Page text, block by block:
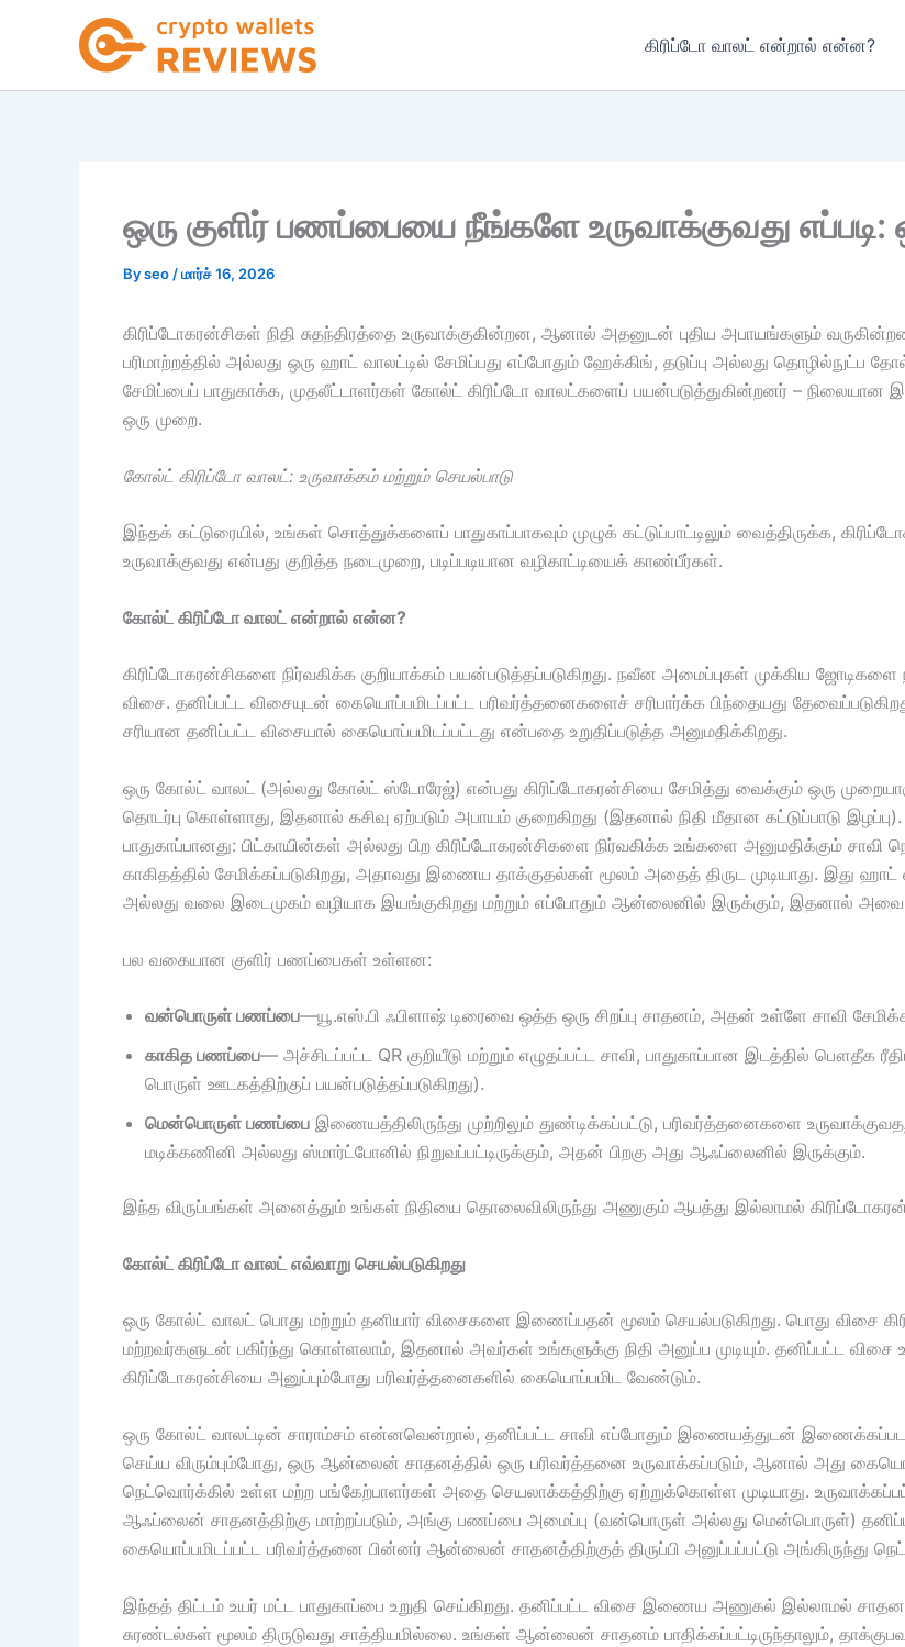
கிரிப்டோ வாலட் என்றால் என்ன?
ஒரு குளிர் பணப்பையை நீங்களே உருவாக்குவது எப்படி:
Byseo /மார்ச் 16, 2026
கிரிப்டோகரன்சிகள் நிதி சுதந்திரத்தை உருவாக்குகின்றன, ஆனால் அதனுடன் புதிய அபாயங்களும்
பரிமாற்றத்தில் அல்லது ஒரு ஹாட் வாலட்டில் சேமிப்பது எப்போதும் ஹேக்கிங், தடுப்பு அல்லது
சேமிப்பைப் பாதுகாக்க, முதலீட்டாளர்கள் கோல்ட் கிரிப்டோ வாலட்களைப் பயன்படுத்துகின்றனர் –
ஒரு முறை.
கோல்ட் கிரிப்டோ வாலட்: உருவாக்கம் மற்றும் செயல்பாடு
இந்தக் கட்டுரையில், உங்கள் சொத்துக்களைப் பாதுகாப்பாகவும் முழுக் கட்டுப்பாட்டிலும் வைத்திருக்க,
உருவாக்குவது என்பது குறித்த நடைமுறை, படிப்படியான வழிகாட்டியைக் காண்பீர்கள்.
கோல்ட் கிரிப்டோ வாலட் என்றால் என்ன?
கிரிப்டோகரன்சிகளை நிர்வகிக்க குறியாக்கம் பயன்படுத்தப்படுகிறது. நவீன அமைப்புகள் முக்கிய
விசை. தனிப்பட்ட விசையுடன் கையொப்பமிடப்பட்ட பரிவர்த்தனைகளைச் சரிபார்க்க பிந்தையது
சரியான தனிப்பட்ட விசையால் கையொப்பமிடப்பட்டது என்பதை உறுதிப்படுத்த அனுமதிக்கிறது.
ஒரு கோல்ட் வாலட் (அல்லது கோல்ட் ஸ்டோரேஜ்) என்பது கிரிப்டோகரன்சியை சேமித்து வைக்கும் ஒரு
தொடர்பு கொள்ளாது, இதனால் கசிவு ஏற்படும் அபாயம் குறைகிறது (இதனால் நிதி மீதான கட்டுப்பாடு
பாதுகாப்பானது: பிட்காயின்கள் அல்லது பிற கிரிப்டோகரன்சிகளை நிர்வகிக்க உங்களை அனுமதிக்கும்
காகிதத்தில் சேமிக்கப்படுகிறது, அதாவது இணைய தாக்குதல்கள் மூலம் அதைத் திருட முடியாது. இது ஹாட்
அல்லது வலை இடைமுகம் வழியாக இயங்குகிறது மற்றும் எப்போதும் ஆன்லைனில் இருக்கும், இதனால்
பல வகையான குளிர் பணப்பைகள் உள்ளன:
வன்பொருள் பணப்பை—யூ.எஸ்.பி ஃபிளாஷ் டிரைவை ஒத்த ஒரு சிறப்பு சாதனம், அதன் உள்ளே சாவி
காகித பணப்பை— அச்சிடப்பட்ட QR குறியீடு மற்றும் எழுதப்பட்ட சாவி, பாதுகாப்பான இடத்தில் பௌதீக
பொருள் ஊடகத்திற்குப் பயன்படுத்தப்படுகிறது).
மென்பொருள் பணப்பை இணையத்திலிருந்து முற்றிலும் துண்டிக்கப்பட்டு, பரிவர்த்தனைகளை
மடிக்கணினி அல்லது ஸ்மார்ட்போனில் நிறுவப்பட்டிருக்கும், அதன் பிறகு அது ஆஃப்லைனில் இருக்கும்.
இந்த விருப்பங்கள் அனைத்தும் உங்கள் நிதியை தொலைவிலிருந்து அணுகும் ஆபத்து இல்லாமல்
கோல்ட் கிரிப்டோ வாலட் எவ்வாறு செயல்படுகிறது
ஒரு கோல்ட் வாலட் பொது மற்றும் தனியார் விசைகளை இணைப்பதன் மூலம் செயல்படுகிறது. பொது விசை
மற்றவர்களுடன் பகிர்ந்து கொள்ளலாம், இதனால் அவர்கள் உங்களுக்கு நிதி அனுப்ப முடியும். தனிப்பட்ட விசை
கிரிப்டோகரன்சியை அனுப்பும்போது பரிவர்த்தனைகளில் கையொப்பமிட வேண்டும்.
ஒரு கோல்ட் வாலட்டின் சாராம்சம் என்னவென்றால், தனிப்பட்ட சாவி எப்போதும் இணையத்துடன்
செய்ய விரும்பும்போது, ​​ஒரு ஆன்லைன் சாதனத்தில் ஒரு பரிவர்த்தனை உருவாக்கப்படும், ஆனால் அது
நெட்வொர்க்கில் உள்ள மற்ற பங்கேற்பாளர்கள் அதை செயலாக்கத்திற்கு ஏற்றுக்கொள்ள முடியாது.
ஆஃப்லைன் சாதனத்திற்கு மாற்றப்படும், அங்கு பணப்பை அமைப்பு (வன்பொருள் அல்லது மென்பொருள்)
கையொப்பமிடப்பட்ட பரிவர்த்தனை பின்னர் ஆன்லைன் சாதனத்திற்குத் திருப்பி அனுப்பப்பட்டு அங்கிருந்து
இந்தத் திட்டம் உயர் மட்ட பாதுகாப்பை உறுதி செய்கிறது. தனிப்பட்ட விசை இணைய அணுகல் இல்லாமல்
சுரண்டல்கள் மூலம் திருடுவது சாத்தியமில்லை. உங்கள் ஆன்லைன் சாதனம் பாதிக்கப்பட்டிருந்தாலும்,